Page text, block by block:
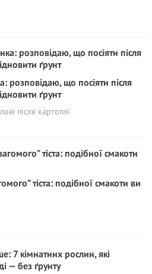
розповідаю, що посіяти після
ґрунт
після картоплі
тіста: подібної смакоти ви